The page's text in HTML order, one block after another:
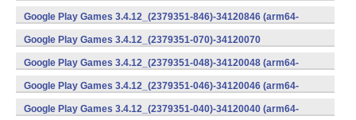
v7a) (Android)
Google Play Games 3.4.12_(2379351-846)-34120846 (arm64-
v8a) (Android)
Google Play Games 3.4.12_(2379351-070)-34120070
(x86) (Android)
Google Play Games 3.4.12_(2379351-048)-34120048 (arm64-
v8a) (Android)
Google Play Games 3.4.12_(2379351-046)-34120046 (arm64-
v8a) (Android)
Google Play Games 3.4.12_(2379351-040)-34120040 (arm64-